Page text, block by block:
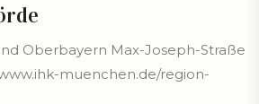
Oberbayern Max-Joseph-Straße
muenchen.de/region-